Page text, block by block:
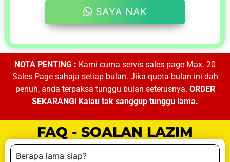
SAYA NAK
NOTA PENTING : Kami cuma servis sales page Max. 20
Sales Page sahaja setiap bulan. Jika quota bulan ini dah
penuh, anda terpaksa tunggu bulan seterusnya. ORDER
SEKARANG! Kalau tak sanggup tunggu lama.
FAQ - SOALAN LAZIM
Berapa lama siap?